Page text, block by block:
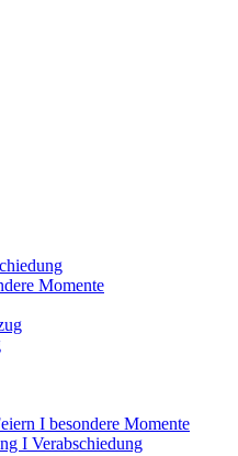
Momente
I besondere Momente
I Verabschiedung